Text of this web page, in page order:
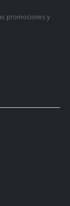
promociones y